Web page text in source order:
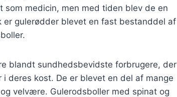
medicin, men med tiden blev de en
er gulerødder blevet en fast bestanddel af
blandt sundhedsbevidste forbrugere, der
deres kost. De er blevet en del af mange
velvære. Gulerodsboller med spinat og